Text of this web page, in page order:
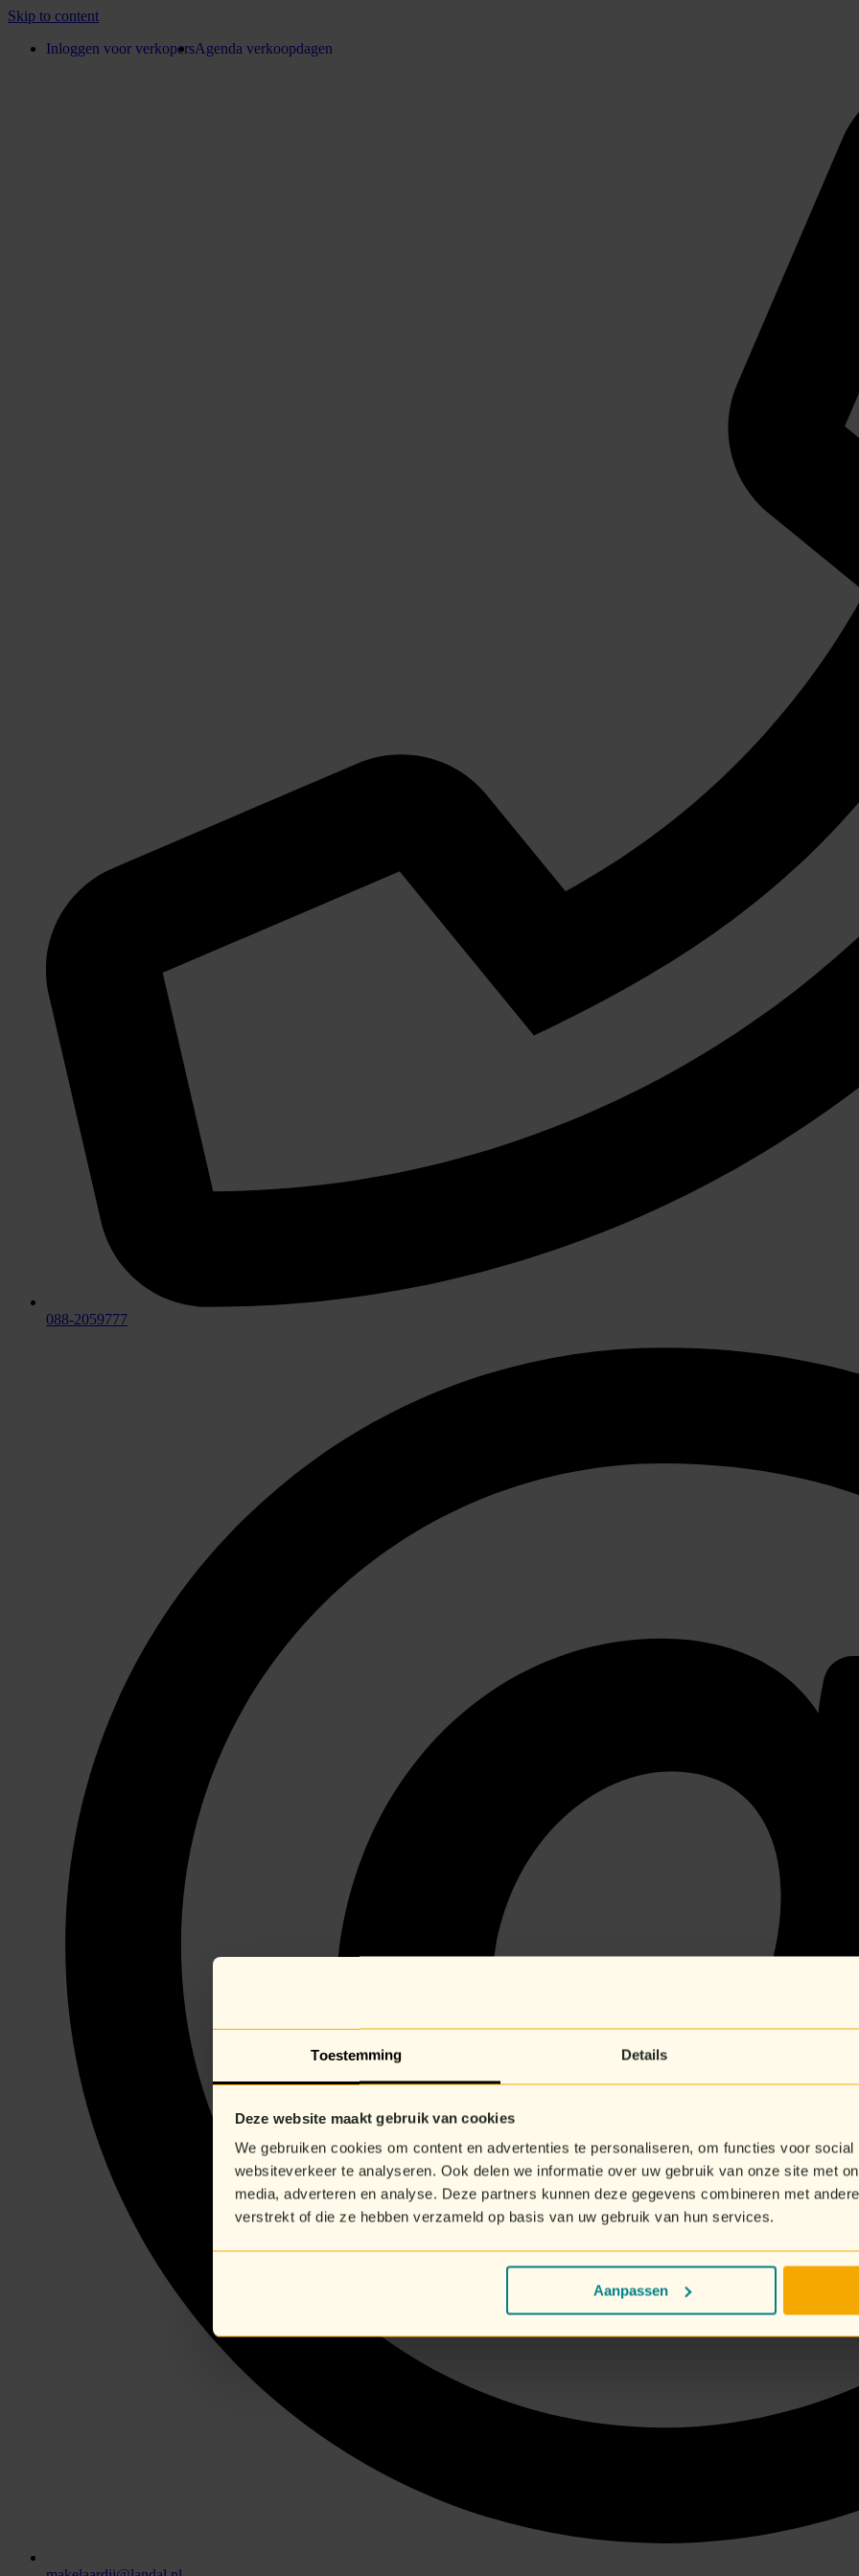
Toestemming Details
Deze website maakt gebruik van cookies
We gebruiken cookies om content en advertenties te personaliseren, om functies voor
websiteverkeer te analyseren. Ook delen we informatie over uw gebruik van onze site met
media, adverteren en analyse. Deze partners kunnen deze gegevens combineren met
verstrekt of die ze hebben verzameld op basis van uw gebruik van hun services.
Aanpassen
Skip to content
Inloggen voor verkopersAgenda verkoopdagen
088-2059777